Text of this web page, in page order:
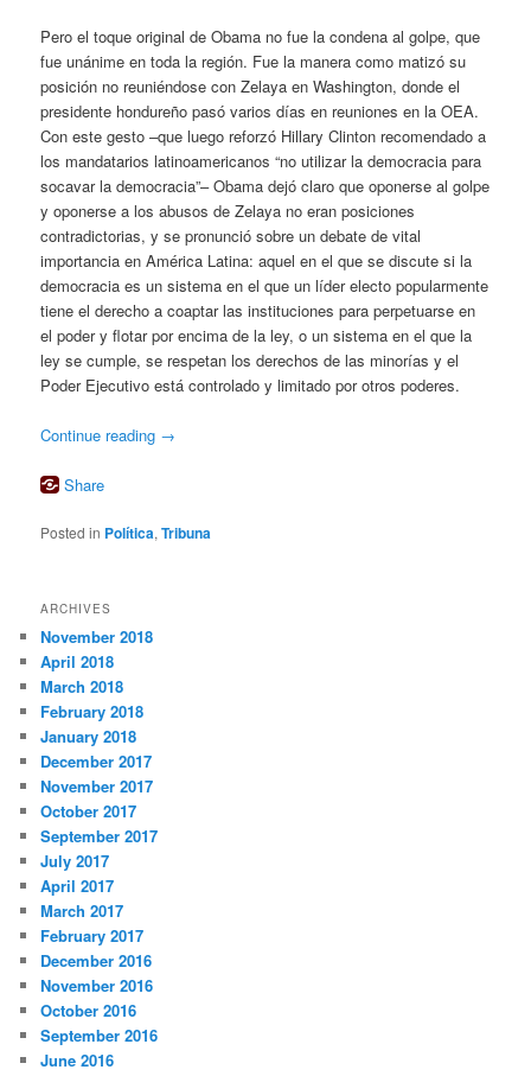
Pero el toque original de Obama no fue la condena al golpe, que
fue unánime en toda la región. Fue la manera como matizó su
posición no reuniéndose con Zelaya en Washington, donde el
presidente hondureño pasó varios días en reuniones en la OEA.
Con este gesto –que luego reforzó Hillary Clinton recomendado a
los mandatarios latinoamericanos “no utilizar la democracia para
socavar la democracia”– Obama dejó claro que oponerse al golpe
y oponerse a los abusos de Zelaya no eran posiciones
contradictorias, y se pronunció sobre un debate de vital
importancia en América Latina: aquel en el que se discute si la
democracia es un sistema en el que un líder electo popularmente
tiene el derecho a coaptar las instituciones para perpetuarse en
el poder y flotar por encima de la ley, o un sistema en el que la
ley se cumple, se respetan los derechos de las minorías y el
Poder Ejecutivo está controlado y limitado por otros poderes.
Continue reading →
Share
Posted in Política,Tribuna
ARCHIVES
November 2018
April 2018
March 2018
February 2018
January 2018
December 2017
November 2017
October 2017
September 2017
July 2017
April 2017
March 2017
February 2017
December 2016
November 2016
October 2016
September 2016
June 2016